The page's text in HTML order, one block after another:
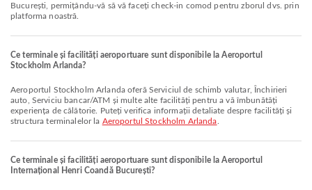
București, permițându-vă să vă faceți check-in comod pentru zborul dvs. prin
platforma noastră.
Ce terminale și facilități aeroportuare sunt disponibile la Aeroportul
Stockholm Arlanda?
Aeroportul Stockholm Arlanda oferă Serviciul de schimb valutar, Închirieri
auto, Serviciu bancar/ATM și multe alte facilități pentru a vă îmbunătăți
experiența de călătorie. Puteți verifica informații detaliate despre facilități și
structura terminalelor la Aeroportul Stockholm Arlanda
Ce terminale și facilități aeroportuare sunt disponibile la Aeroportul
Internațional Henri Coandă București?